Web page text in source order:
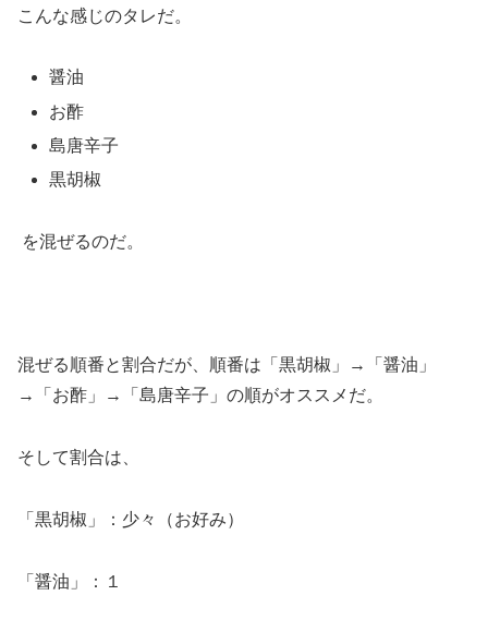
こんな感じのタレだ。
醤油
お酢
島唐辛子
黒胡椒
を混ぜるのだ。
混ぜる順番と割合だが、順番は「黒胡椒」→「醤油」
→「お酢」→「島唐辛子」の順がオススメだ。
そして割合は、
「黒胡椒」：少々（お好み）
「醤油」：１